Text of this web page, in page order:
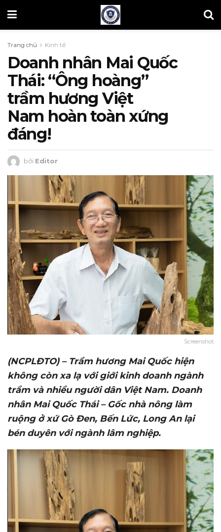
Trang chủ Kinh tế
Doanh nhân Mai Quốc
Thái: “Ông hoàng”
trầm hương Việt
Nam hoàn toàn xứng
đáng!
bởi Editor
Screenshot
(NCPLĐTO) – Trầm hương Mai Quốc hiện
không còn xa lạ với giới kinh doanh ngành
trầm và nhiều người dân Việt Nam. Doanh
nhân Mai Quốc Thái – Gốc nhà nông làm
ruộng ở xứ Gò Đen, Bến Lức, Long An lại
bén duyên với ngành lâm nghiệp.